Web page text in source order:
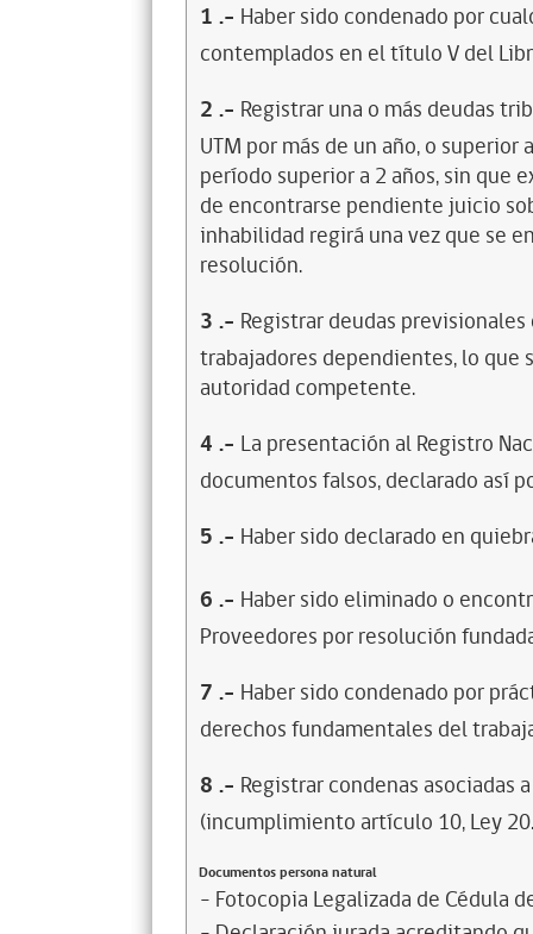
1 .- Haber sido condenado por
contemplados en el título V del
2 .- Registrar una o más deudas
UTM por más de un año, o
período superior a 2 años, sin que
de encontrarse pendiente juicio
inhabilidad regirá una vez que se
resolución.
3 .- Registrar deudas
trabajadores dependientes, lo
autoridad competente.
4 .- La presentación al Registro
documentos falsos, declarado así
5 .- Haber sido declarado en
6 .- Haber sido eliminado o
Proveedores por resolución
7 .- Haber sido condenado por
derechos fundamentales del
8 .- Registrar condenas asociadas
(incumplimiento artículo 10, Ley
Documentos persona natural
- Fotocopia Legalizada de Cédula